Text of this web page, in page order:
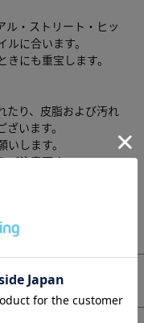
ル・ストリート・ヒッ
に合います。
にも重宝します。
たり、皮脂および汚れ
います。
します。
ご注意下さい。
モニター環境によ
す。
タグをご確認くださ